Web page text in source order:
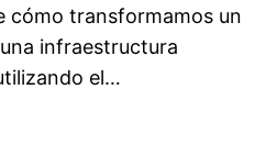
cómo transformamos un
infraestructura
el…